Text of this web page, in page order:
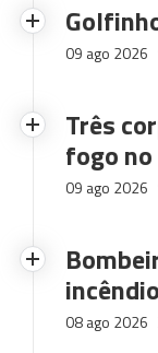
09 ago 2026
Três
fogo no
09 ago 2026
08 ago 2026